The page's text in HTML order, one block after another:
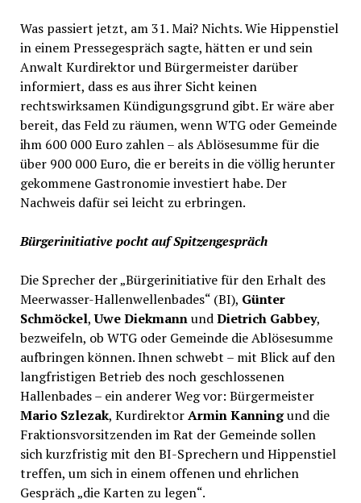
Was passiert jetzt, am 31. Mai? Nichts. Wie Hippenstiel
in einem Pressegespräch sagte, hätten er und sein
Anwalt Kurdirektor und Bürgermeister darüber
informiert, dass es aus ihrer Sicht keinen
rechtswirksamen Kündigungsgrund gibt. Er wäre aber
bereit, das Feld zu räumen, wenn WTG oder Gemeinde
ihm 600 000 Euro zahlen – als Ablösesumme für die
über 900 000 Euro, die er bereits in die völlig herunter
gekommene Gastronomie investiert habe. Der
Nachweis dafür sei leicht zu erbringen.
Bürgerinitiative pocht auf Spitzengespräch
Die Sprecher der „Bürgerinitiative für den Erhalt des
Meerwasser-Hallenwellenbades“ (BI), Günter
Schmöckel,Uwe DiekmannundDietrich Gabbey,
bezweifeln, ob WTG oder Gemeinde die Ablösesumme
aufbringen können. Ihnen schwebt – mit Blick auf den
langfristigen Betrieb des noch geschlossenen
Hallenbades – ein anderer Weg vor: Bürgermeister
Mario Szlezak, KurdirektorArmin Kanningund die
Fraktionsvorsitzenden im Rat der Gemeinde sollen
sich kurzfristig mit den BI-Sprechern und Hippenstiel
treffen, um sich in einem offenen und ehrlichen
Gespräch „die Karten zu legen“.